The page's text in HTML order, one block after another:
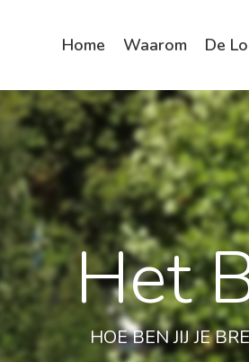
Home Waarom De
Het
HOE BEN JIJ JE